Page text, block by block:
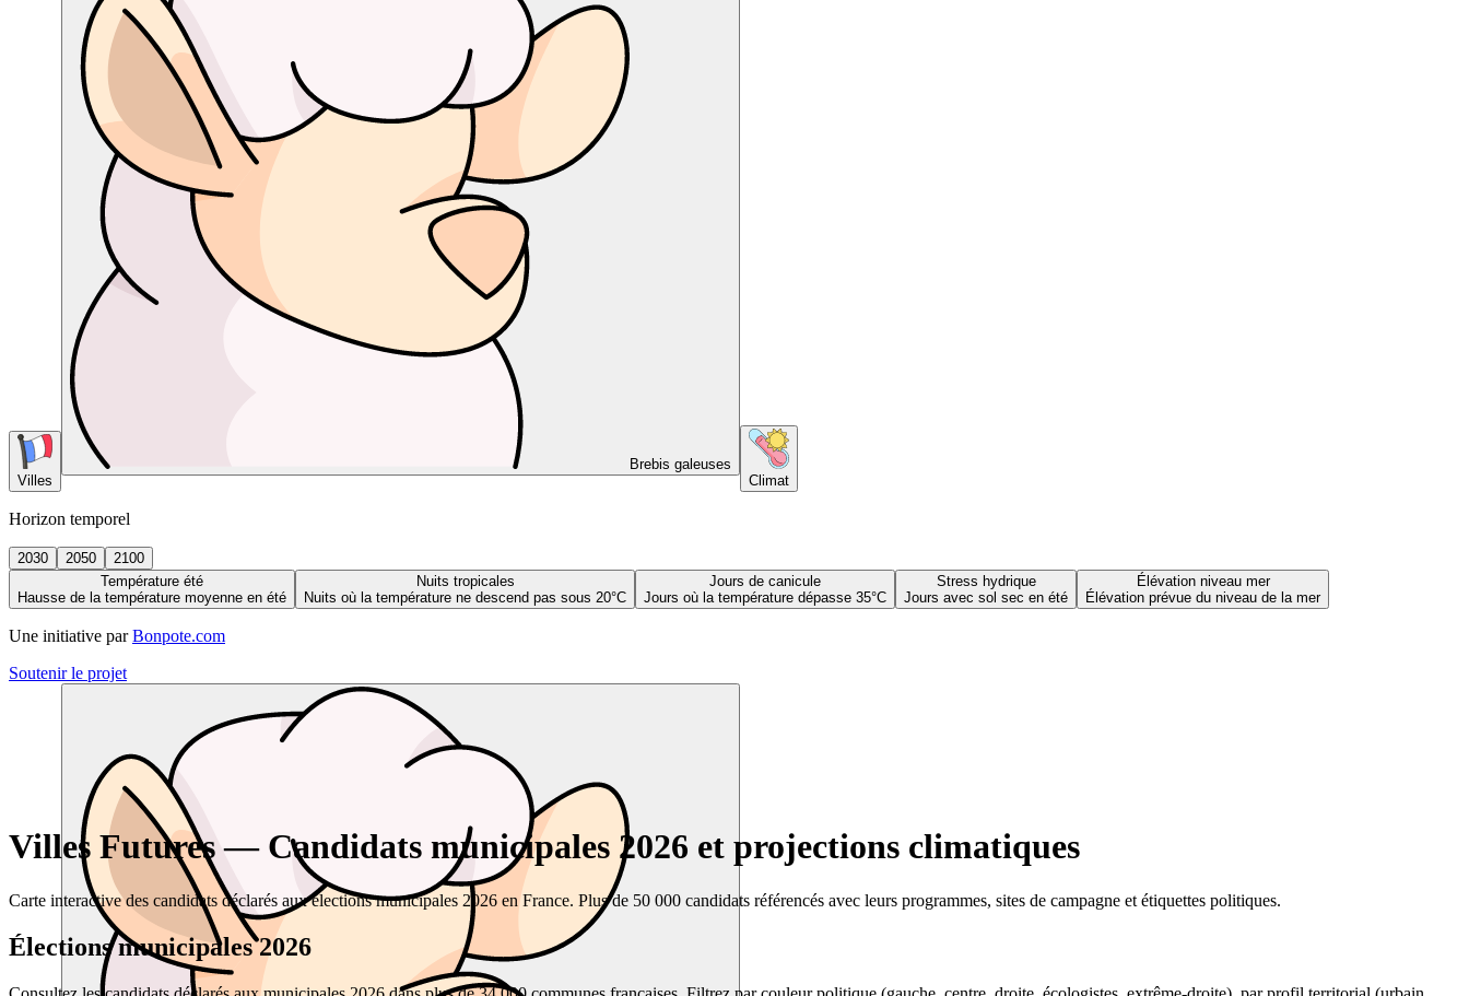
Villes
Brebis galeuses
Climat
Horizon temporel
2030 2050
2100
Température été
Hausse de la température moyenne en été
Nuits tropicales
Nuits où la température ne descend pas sous 20°C
Jours de canicule
Jours où la température dépasse 35°C
Stress hydrique
Jours avec sol sec en été
Élévation niveau mer
Élévation prévue du niveau de la mer
Une initiative par Bonpote.com
Soutenir le projet
Villes Futures — Candidats municipales 2026 et projections climatiques
Carte interactive des candidats déclarés aux élections municipales 2026 en France. Plus de 50 000 candidats référencés avec leurs programmes, sites de campagne et étiquettes politiques.
Élections municipales 2026